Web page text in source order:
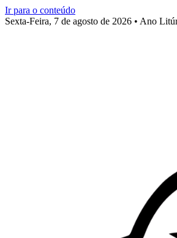
Ir para o conteúdo
Sexta-Feira, 7 de agosto de 2026 • Ano